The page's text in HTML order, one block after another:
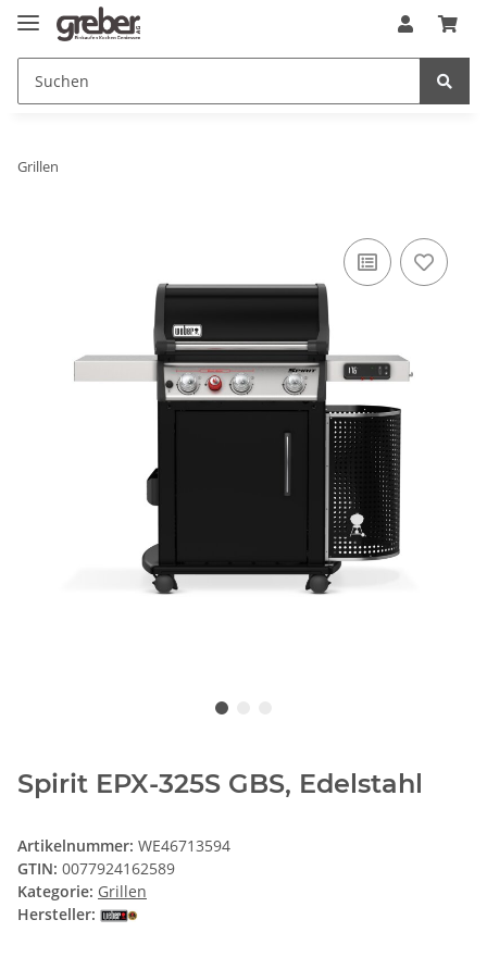
Grillen
Spirit EPX-325S GBS, Edelstahl
Artikelnummer: WE46713594
GTIN: 0077924162589
Kategorie: Grillen
Hersteller: